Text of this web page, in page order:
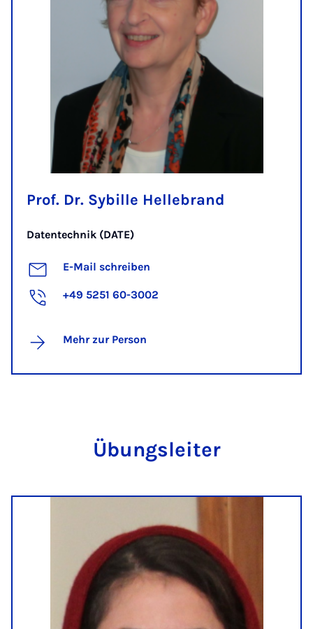
Prof. Dr. Sybille Hellebrand
Datentechnik (DATE)
E-Mail schreiben
+49 5251 60-3002
Mehr zur Person
Übungs­lei­ter